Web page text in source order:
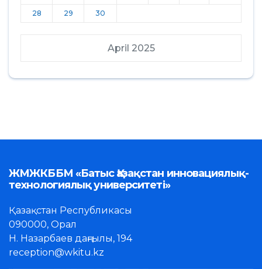
April 2025
28 29 30
ЖМЖКББМ «Батыс Қазақстан инновациялық-
технологиялық университеті»
Қазақстан Республикасы
090000, Орал
Н. Назарбаев даңғылы, 194
reception@wkitu.kz